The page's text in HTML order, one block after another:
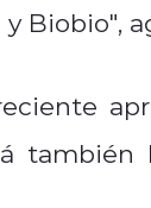
Biobio",
también